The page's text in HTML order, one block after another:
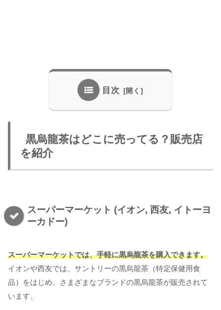
目次
黒烏龍茶はどこに売ってる？販売店
を紹介
スーパーマーケット (イオン, 西友, イトーヨ
ーカドー)
スーパーマーケットでは、手軽に黒烏龍茶を購入できます。
イオンや西友では、サントリーの黒烏龍茶（特定保健用食
品）をはじめ、さまざまなブランドの黒烏龍茶が販売されて
います。